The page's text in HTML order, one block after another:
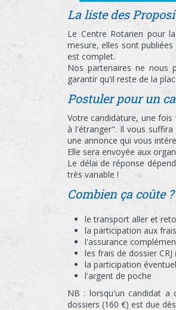
La liste des
Le Centre Rotarien pour
mesure, elles sont
est complet.
Nos partenaires ne nous
garantir qu'il reste de la
Postuler pour un
Votre candidature, une
à l'étranger". Il vous
une annonce qui vous
Elle sera envoyée aux
Le délai de réponse
très variable !
Combien ça coûte ?
le transport aller et
la participation aux
l'assurance
les frais de dossier CRJ
la participation
l'argent de poche
NB : lorsqu'un candidat a
dossiers (160 €) est due